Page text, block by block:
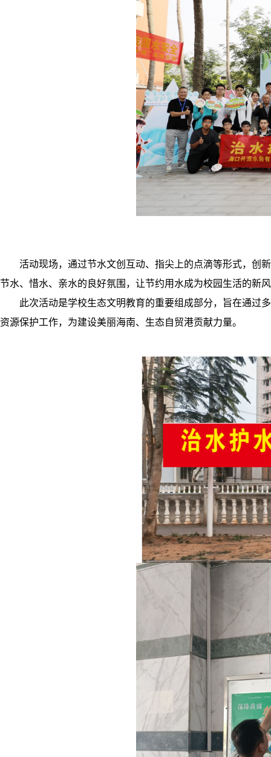
活动现场，通过节水文创互动、指尖上的点滴等形式，创
节水、惜水、亲水的良好氛围，让节约用水成为校园生活的新
此次活动是学校生态文明教育的重要组成部分，旨在通过
资源保护工作，为建设美丽海南、生态自贸港贡献力量。